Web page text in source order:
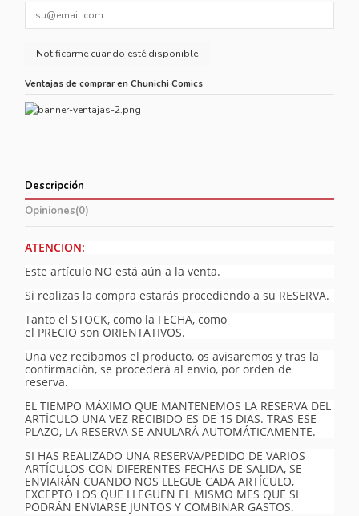
Ventajas de comprar en Chunichi Comics
Descripción
Opiniones(0)
ATENCION:
Este artículo NO está aún a la venta.
Si realizas la compra estarás procediendo a su RESERVA.
Tanto el STOCK, como la FECHA, como
el PRECIO son ORIENTATIVOS.
Una vez recibamos el producto, os avisaremos y tras la
confirmación, se procederá al envío, por orden de
reserva.
EL TIEMPO MÁXIMO QUE MANTENEMOS LA RESERVA DEL
ARTÍCULO UNA VEZ RECIBIDO ES DE 15 DIAS. TRAS ESE
PLAZO, LA RESERVA SE ANULARÁ AUTOMÁTICAMENTE.
SI HAS REALIZADO UNA RESERVA/PEDIDO DE VARIOS
ARTÍCULOS CON DIFERENTES FECHAS DE SALIDA, SE
ENVIARÁN CUANDO NOS LLEGUE CADA ARTÍCULO,
EXCEPTO LOS QUE LLEGUEN EL MISMO MES QUE SI
PODRÁN ENVIARSE JUNTOS Y COMBINAR GASTOS.